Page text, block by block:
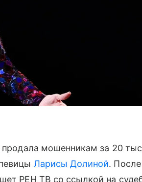
мошенникам за 20
Ларисы Долиной. После
РЕН ТВ со ссылкой на